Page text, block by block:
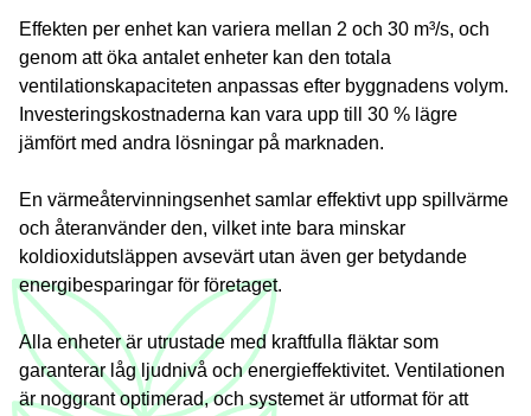
Effekten per enhet kan variera mellan 2 och 30 m³/s, och
genom att öka antalet enheter kan den totala
ventilationskapaciteten anpassas efter byggnadens volym.
Investeringskostnaderna kan vara upp till 30 % lägre
jämfört med andra lösningar på marknaden.
En värmeåtervinningsenhet samlar effektivt upp spillvärme
och återanvänder den, vilket inte bara minskar
koldioxidutsläppen avsevärt utan även ger betydande
energibesparingar för företaget.
Alla enheter är utrustade med kraftfulla fläktar som
garanterar låg ljudnivå och energieffektivitet. Ventilationen
är noggrant optimerad, och systemet är utformat för att